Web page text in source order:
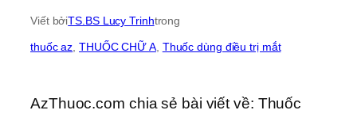
Viết bởiTS.BS Lucy Trinhtrong
thuốc az , THUỐC CHỮ A, Thuốc dùng điều trị mắt
AzThuoc.com chia sẻ bài viết về: Thuốc